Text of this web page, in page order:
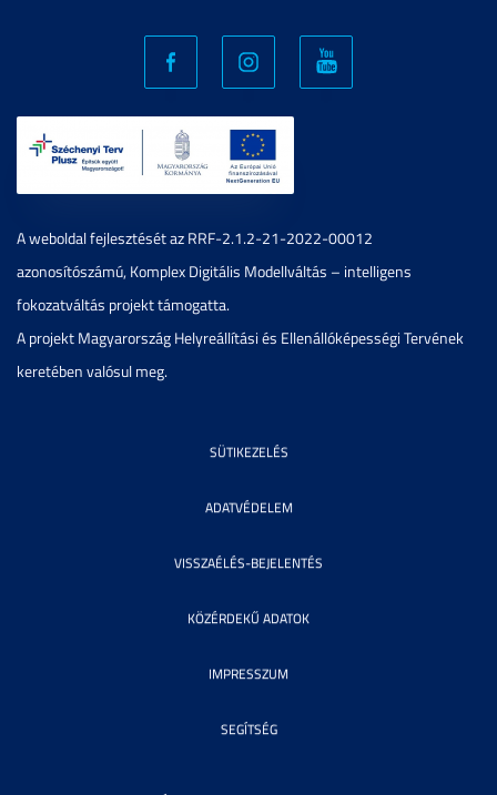
A weboldal fejlesztését az RRF-2.1.2-21-2022-00012
azonosítószámú, Komplex Digitális Modellváltás – intelligens
fokozatváltás projekt támogatta.
A projekt Magyarország Helyreállítási és Ellenállóképességi Tervének
keretében valósul meg.
SÜTIKEZELÉS
ADATVÉDELEM
VISSZAÉLÉS-BEJELENTÉS
KÖZÉRDEKŰ ADATOK
IMPRESSZUM
SEGÍTSÉG